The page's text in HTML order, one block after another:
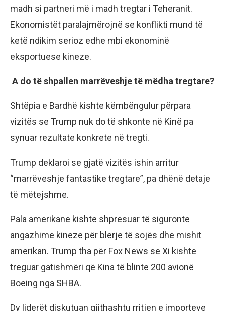
madh si partneri më i madh tregtar i Teheranit.
Ekonomistët paralajmërojnë se konflikti mund të
ketë ndikim serioz edhe mbi ekonominë
eksportuese kineze.
A do të shpallen marrëveshje të mëdha tregtare?
Shtëpia e Bardhë kishte këmbëngulur përpara
vizitës se Trump nuk do të shkonte në Kinë pa
synuar rezultate konkrete në tregti.
Trump deklaroi se gjatë vizitës ishin arritur
“marrëveshje fantastike tregtare”, pa dhënë detaje
të mëtejshme.
Pala amerikane kishte shpresuar të siguronte
angazhime kineze për blerje të sojës dhe mishit
amerikan. Trump tha për Fox News se Xi kishte
treguar gatishmëri që Kina të blinte 200 avionë
Boeing nga SHBA.
Dy liderët diskutuan gjithashtu rritjen e importeve